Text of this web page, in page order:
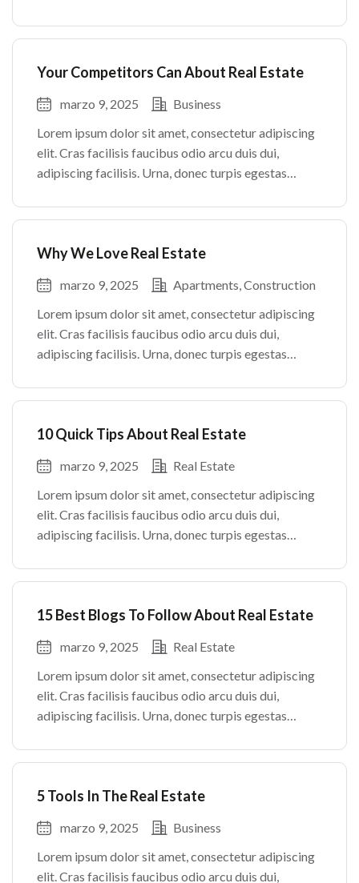
justo odio parturient mauris curabitur lorem in.
Your Competitors Can About Real Estate
marzo 9, 2025
Business
Lorem ipsum dolor sit amet, consectetur adipiscing
elit. Cras facilisis faucibus odio arcu duis dui,
adipiscing facilisis. Urna, donec turpis egestas
justo odio parturient mauris curabitur lorem in.
Why We Love Real Estate
marzo 9, 2025 Apartments Construction
Lorem ipsum dolor sit amet, consectetur adipiscing
elit. Cras facilisis faucibus odio arcu duis dui,
adipiscing facilisis. Urna, donec turpis egestas
justo odio parturient mauris curabitur lorem in.
10 Quick Tips About Real Estate
marzo 9, 2025
Real Estate
Lorem ipsum dolor sit amet, consectetur adipiscing
elit. Cras facilisis faucibus odio arcu duis dui,
adipiscing facilisis. Urna, donec turpis egestas
justo odio parturient mauris curabitur lorem in.
15 Best Blogs To Follow About Real Estate
marzo 9, 2025
Real Estate
Lorem ipsum dolor sit amet, consectetur adipiscing
elit. Cras facilisis faucibus odio arcu duis dui,
adipiscing facilisis. Urna, donec turpis egestas
justo odio parturient mauris curabitur lorem in.
5 Tools In The Real Estate
marzo 9, 2025
Business
Lorem ipsum dolor sit amet, consectetur adipiscing
elit. Cras facilisis faucibus odio arcu duis dui,